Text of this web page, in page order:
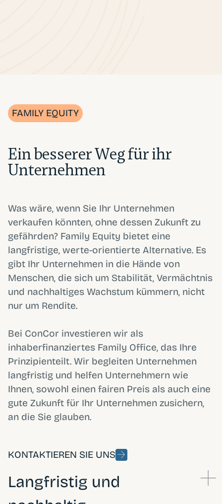
FAMILY EQUITY
Ein besserer Weg für ihr
Unternehmen
Was wäre, wenn Sie Ihr Unternehmen
verkaufen könnten, ohne dessen Zukunft zu
gefährden? Family Equity bietet eine
langfristige, werte-orientierte Alternative. Es
gibt Ihr Unternehmen in die Hände von
Menschen, die sich um Stabilität, Vermächtnis
und nachhaltiges Wachstum kümmern, nicht
nur um Rendite.
Bei ConCor investieren wir als
inhaberfinanziertes Family Office, das Ihre
Prinzipienteilt. Wir begleiten Unternehmen
langfristig und helfen Unternehmern wie
Ihnen, sowohl einen fairen Preis als auch eine
gute Zukunft für Ihr Unternehmen zusichern,
an die Sie glauben.
KONTAKTIEREN SIE UNS
Langfristig und